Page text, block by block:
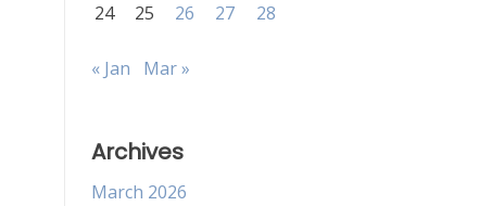
24
25 26 27 28
« Jan Mar »
Archives
March 2026